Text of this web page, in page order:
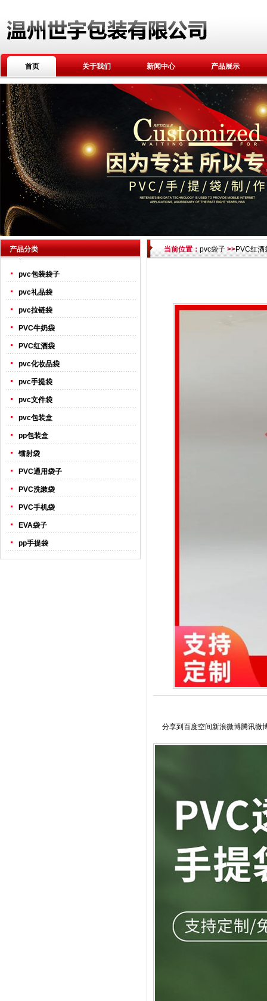
首页 关于我们 新闻中心 产品展示
产品分类
pvc包装袋子
pvc礼品袋
pvc拉链袋
PVC牛奶袋
PVC红酒袋
pvc化妆品袋
pvc手提袋
pvc文件袋
pvc包装盒
pp包装盒
镭射袋
PVC通用袋子
PVC洗漱袋
PVC手机袋
EVA袋子
pp手提袋
当前位置： pvc袋子 >>PVC红酒
分享到 百度空间新浪微博腾讯微